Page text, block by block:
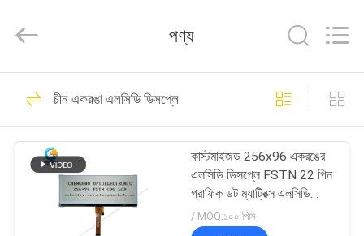
পণ্য
Optoelectronic
Rights
ছোট এলসিডি টাচ স্ক্রিন
190
পণ্য
চীন একরঙা এলসিডি ডিসপ্লে
কাস্টমাইজড 256x96 একরঙের
এলসিডি ডিসপ্লে FSTN 22 পিন
গ্রাফিক ডট ম্যাট্রিক্স এলসিডি
মডিউল
/ MOQ:১০০ পিসি